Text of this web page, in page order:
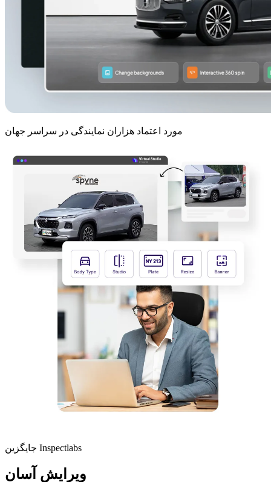
مورد اعتماد هزاران نمایندگی در سراسر جهان
جایگزین Inspectlabs
ویرایش آسان